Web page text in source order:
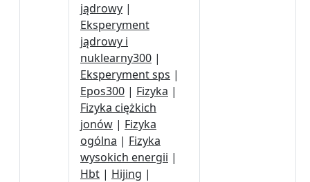
jądrowy |
Eksperyment
jądrowy i
nuklearny300 |
Eksperyment sps |
Epos300 | Fizyka |
Fizyka ciężkich
jonów | Fizyka
ogólna | Fizyka
wysokich energii |
Hbt | Hijing |